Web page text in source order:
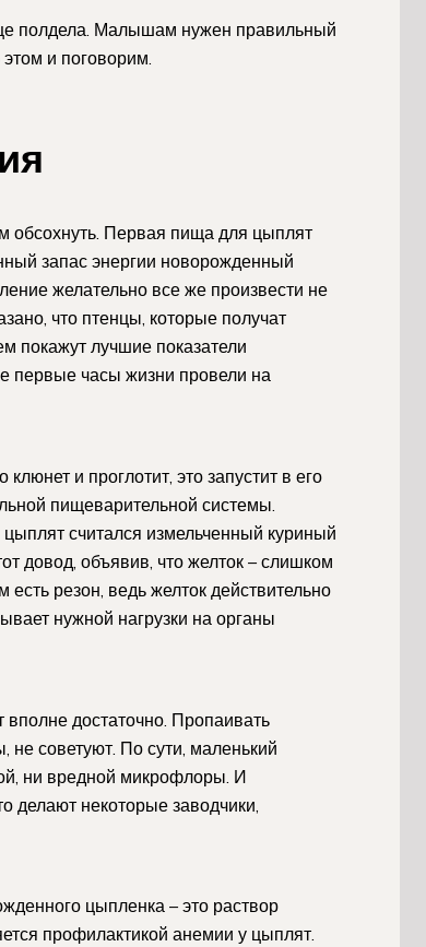
полдела. Малышам нужен правильный
и поговорим.
обсохнуть. Первая пища для цыплят
запас энергии новорожденный
желательно все же произвести не
что птенцы, которые получат
покажут лучшие показатели
первые часы жизни провели на
и проглотит, это запустит в его
пищеварительной системы.
считался измельченный куриный
довод, объявив, что желток – слишком
резон, ведь желток действительно
нужной нагрузки на органы
вполне достаточно. Пропаивать
советуют. По сути, маленький
ни вредной микрофлоры. И
делают некоторые заводчики,
цыпленка – это раствор
профилактикой анемии у цыплят.